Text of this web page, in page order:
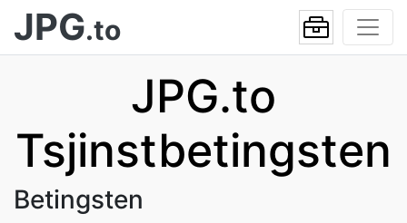
JPG.to
JPG.to
Tsjinstbetingsten
Betingsten